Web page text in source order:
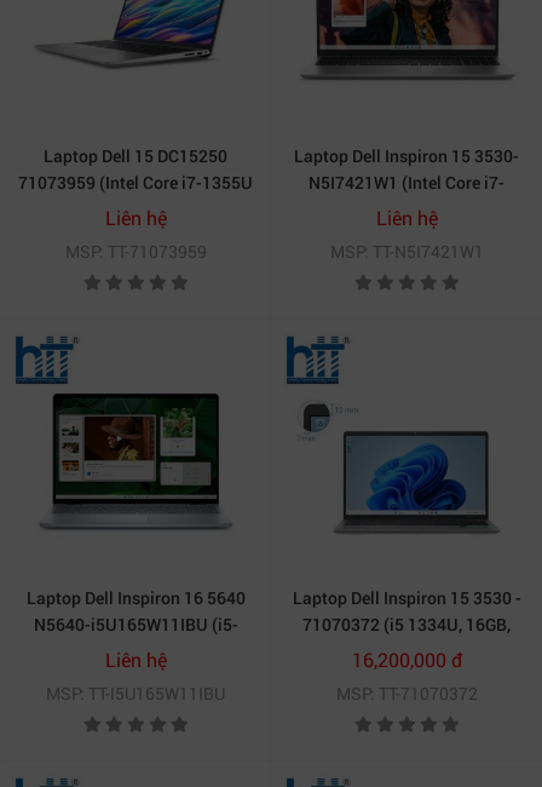
Laptop Dell 15 DC15250
71073959 (Intel Core i7-1355U
| 16GB | 512GB | Intel Graphics
| 15.6 inch FHD IPS | Win 11 |
OfficeHS24+365 | Bạc)
Liên hệ
MSP: TT-71073959
Laptop Dell Inspiron 15 3530-
N5I7421W1 (Intel Core i7-
1355U | 16GB | 512GB | Intel
Iris Xe | 15.6 inch FHD | Win 11
| Office 24 | OS365 | Bạc)
Liên hệ
MSP: TT-N5I7421W1
Laptop Dell Inspiron 16 5640
N5640-i5U165W11IBU (i5-
1334U/ Ram 16GB/ SSD
512GB/ Windows 11 Home/
Office Home 2024/ Microsoft
365 Basic 1Y/ 1Y/ Xanh)
Liên hệ
MSP: TT-I5U165W11IBU
Laptop Dell Inspiron 15 3530 -
71070372 (i5 1334U, 16GB,
512GB, Full HD 120Hz,
OfficeH24+365, Win11)
16,200,000 đ
MSP: TT-71070372